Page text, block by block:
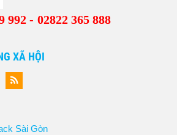
992 - 02822 365 888
XÃ HỘI
Sài Gòn